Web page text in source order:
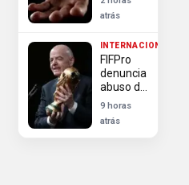
transferências
mais
história
atrás
INTERNACIONAL
FIFPro
denuncia
abuso de
poder da
Fifa em
escândalo
9 horas
atrás